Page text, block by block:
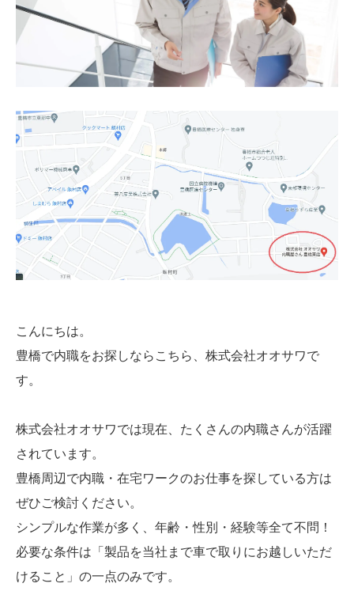
こんにちは。
豊橋で内職をお探しならこちら、株式会社オオサワで
す。
株式会社オオサワでは現在、たくさんの内職さんが活躍
されています。
豊橋周辺で内職・在宅ワークのお仕事を探している方は
ぜひご検討ください。
シンプルな作業が多く、年齢・性別・経験等全て不問！
必要な条件は「製品を当社まで車で取りにお越しいただ
けること」の一点のみです。